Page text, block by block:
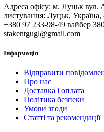
Адреса офісу: м. Луцьк вул.
листування: Луцьк,
+380 97 233-98-49 вайбер
stakentgugl@gmail.com
Інформація
Відправити
Про нас
Доставка і оплата
Політика безпеки
Умови згоди
Статті та рекомендації